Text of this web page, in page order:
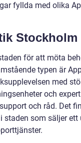
fyllda med olika
Stockholm
för att möta
typen är
med
och
och råd. Det
staden som säljer ett